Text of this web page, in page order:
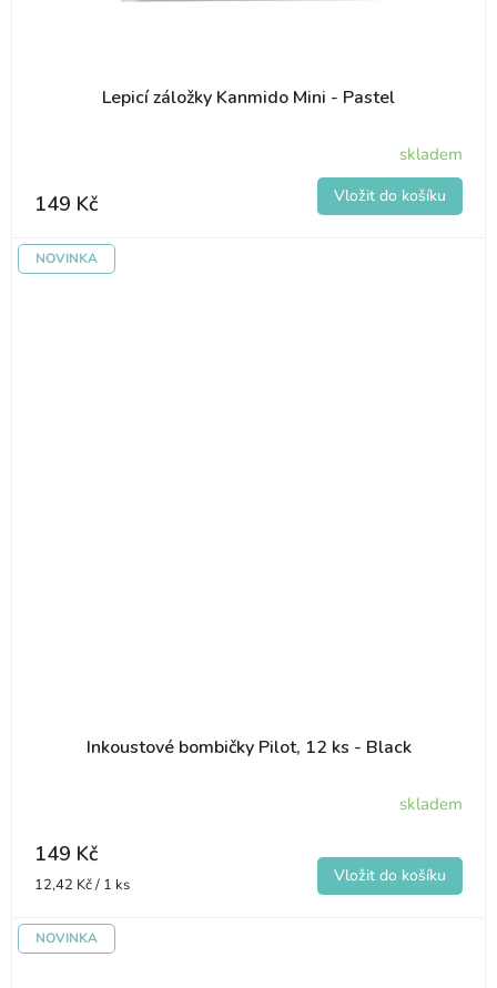
Lepicí záložky Kanmido Mini - Pastel
skladem
149 Kč
NOVINKA
Inkoustové bombičky Pilot, 12 ks - Black
skladem
149 Kč
Měrná
12,42 Kč / 1 ks
NOVINKA